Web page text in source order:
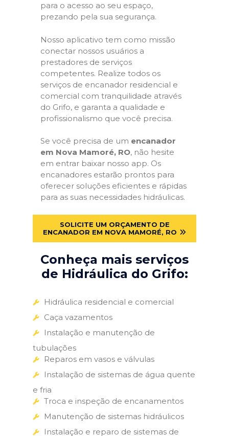
para o acesso ao seu espaço,
prezando pela sua segurança.
Nosso aplicativo tem como missão
conectar nossos usuários a
prestadores de serviços
competentes. Realize todos os
serviços de encanador residencial e
comercial com tranquilidade através
do Grifo, e garanta a qualidade e
profissionalismo que você precisa.
Se você precisa de um encanador
em Nova Mamoré, RO, não hesite
em entrar baixar nosso app. Os
encanadores estarão prontos para
oferecer soluções eficientes e rápidas
para as suas necessidades hidráulicas.
SOLICITE UM ORÇAMENTO DE
ENCANADOR EM NOVA MAMORÉ, RO
Conheça mais serviços
de Hidráulica do Grifo:
Hidráulica residencial e comercial
Caça vazamentos
Instalação e manutenção de
tubulações
Reparos em vasos e válvulas
Instalação de sistemas de água quente
e fria
Troca e inspeção de encanamentos
Manutenção de sistemas hidráulicos
Instalação e reparo de sistemas de